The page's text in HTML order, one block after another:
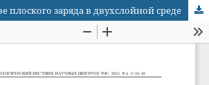
плоского заряда в двухслойной среде